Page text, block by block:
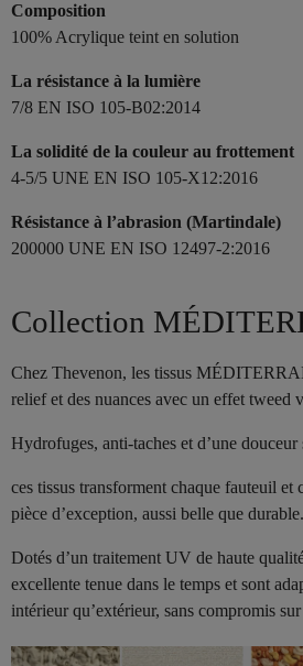
Composition
100% Acrylique teint en solution
La résistance à la lumière
7/8 EN ISO 105-B02:2014
La solidité de la couleur au frottement
4-5/5 UNE EN ISO 105-X12:2016
Résistance à l’abrasion (Martindale)
200000 UNE EN ISO 12497-2:2016
Collection
Chez Thevenon, les tissus
relief et des nuances avec un effet tweed
Hydrofuges, anti-taches et d’une douceur
ces tissus transforment chaque fauteuil
pièce d’exception, aussi belle que durable.
Dotés d’un traitement UV de haute
excellente tenue dans le temps et sont
intérieur qu’extérieur, sans compromis